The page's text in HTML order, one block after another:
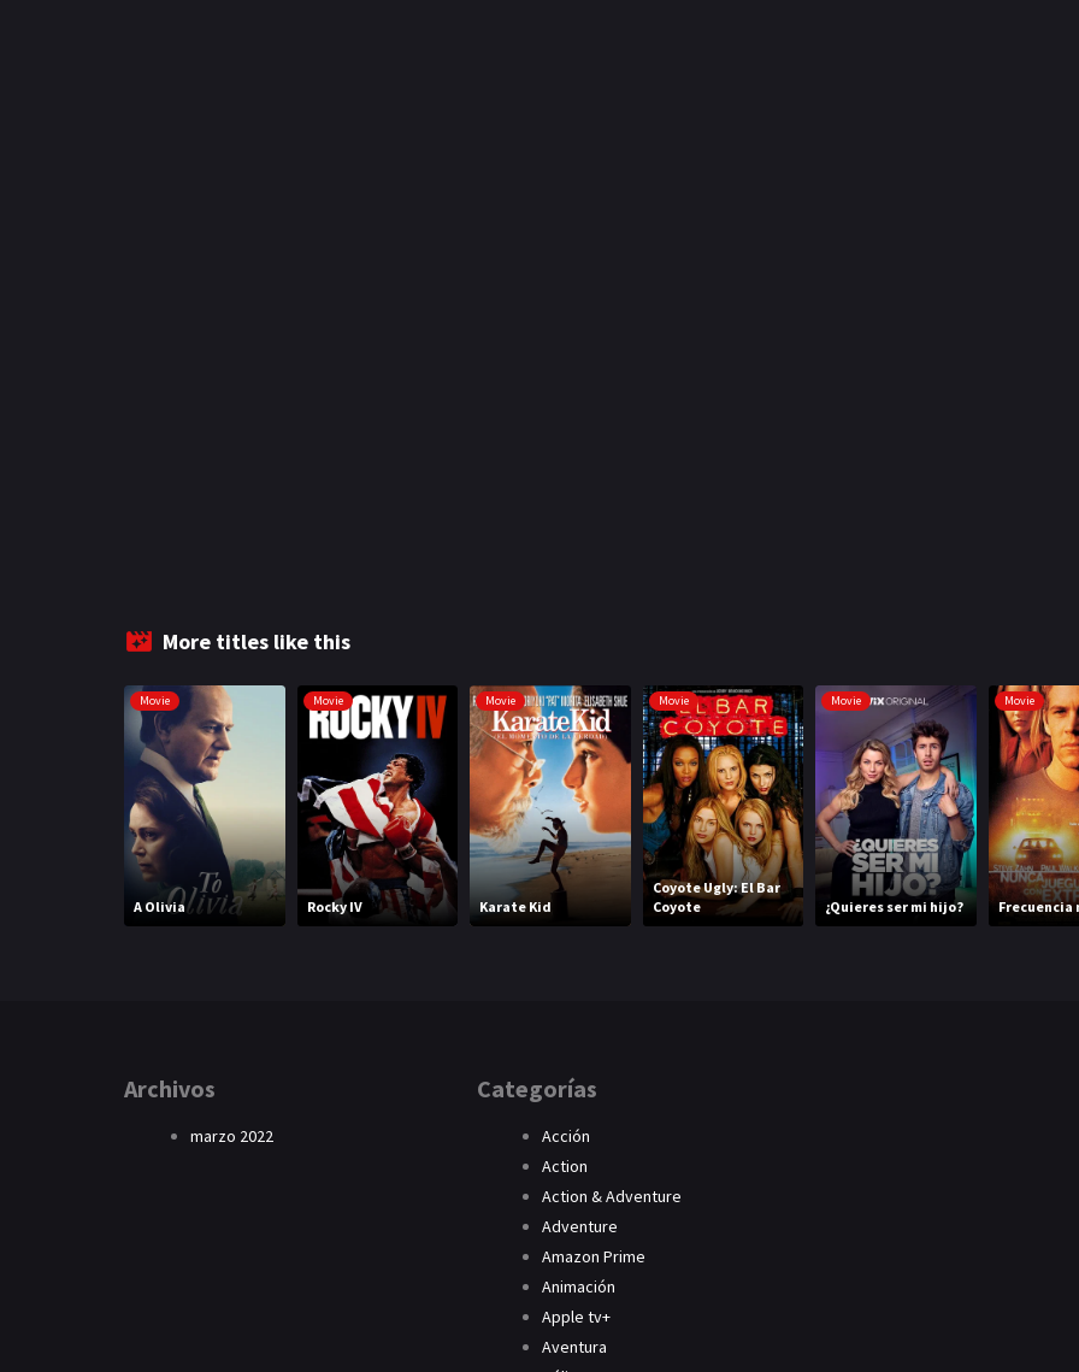
More titles like this
Movie
A Olivia
Movie
Rocky IV
Movie
Karate Kid
Movie
Coyote Ugly: El Bar
Coyote
Movie
¿Quieres ser mi hijo?
Movie
Frecuencia
Archivos
marzo 2022
Categorías
Acción
Action
Action & Adventure
Adventure
Amazon Prime
Animación
Apple tv+
Aventura